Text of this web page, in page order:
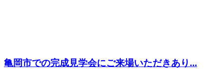
亀岡市での完成見学会にご来場いただきあり...